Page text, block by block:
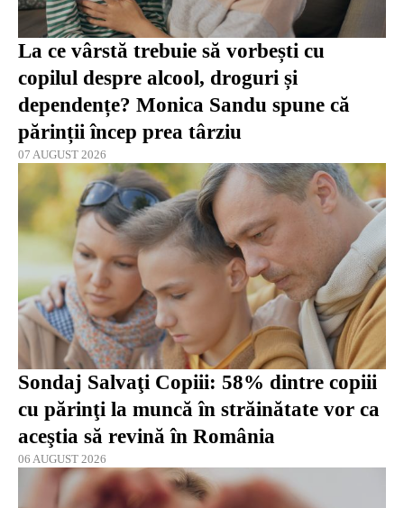
La ce vârstă trebuie să vorbești cu
copilul despre alcool, droguri și
dependențe? Monica Sandu spune că
părinții încep prea târziu
07 AUGUST 2026
Sondaj Salvaţi Copiii: 58% dintre copiii
cu părinţi la muncă în străinătate vor ca
aceştia să revină în România
06 AUGUST 2026